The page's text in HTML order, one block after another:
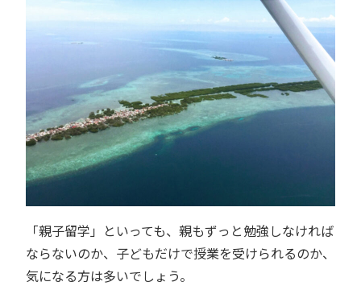
「親子留学」といっても、親もずっと勉強しなければ
ならないのか、子どもだけで授業を受けられるのか、
気になる方は多いでしょう。